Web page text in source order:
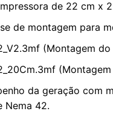
de 22 cm x
de montagem para
(Montagem
da geração com
Nema 42.